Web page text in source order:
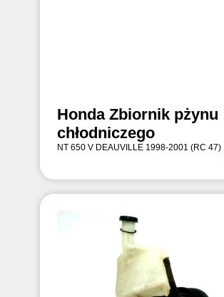
Honda Zbiornik pżynu
chłodniczego
NT 650 V DEAUVILLE 1998-2001 (RC 47)